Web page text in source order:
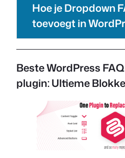
Hoe je Dropdown
toevoegt in
Beste WordPress
plugin: Ultieme